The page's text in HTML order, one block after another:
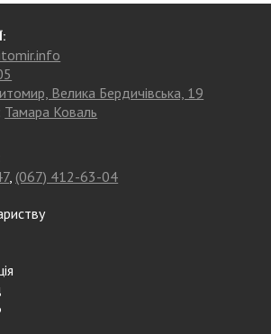
Велика Бердичівська, 19
Тамара Коваль
, (067) 412-63-04